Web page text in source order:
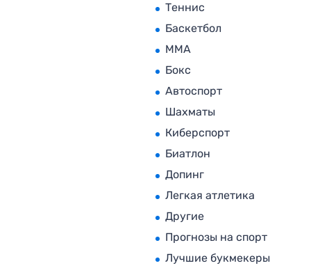
Теннис
Баскетбол
MMA
Бокс
Автоспорт
Шахматы
Киберспорт
Биатлон
Допинг
Легкая атлетика
Другие
Прогнозы на спорт
Лучшие букмекеры